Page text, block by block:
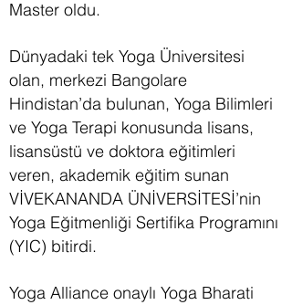
Master oldu.
Dünyadaki tek Yoga Üniversitesi
olan, merkezi Bangolare
Hindistan’da bulunan, Yoga Bilimleri
ve Yoga Terapi konusunda lisans,
lisansüstü ve doktora eğitimleri
veren, akademik eğitim sunan
VİVEKANANDA ÜNİVERSİTESİ’nin
Yoga Eğitmenliği Sertifika Programını
(YIC) bitirdi.
Yoga Alliance onaylı Yoga Bharati